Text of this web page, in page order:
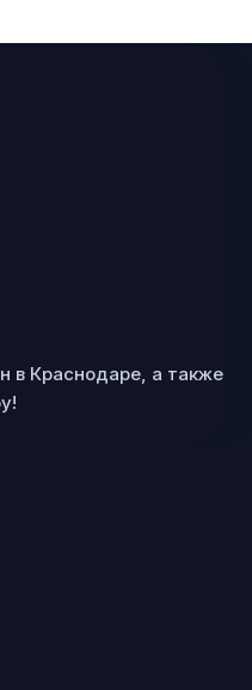
в Краснодаре, а также